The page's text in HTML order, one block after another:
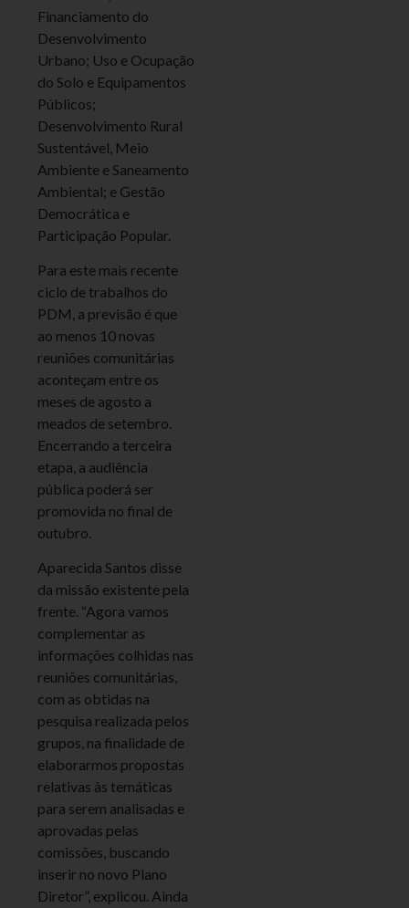
Financiamento do
Desenvolvimento
Urbano; Uso e Ocupação
do Solo e Equipamentos
Públicos;
Desenvolvimento Rural
Sustentável, Meio
Ambiente e Saneamento
Ambiental; e Gestão
Democrática e
Participação Popular.
Para este mais recente
ciclo de trabalhos do
PDM, a previsão é que
ao menos 10 novas
reuniões comunitárias
aconteçam entre os
meses de agosto a
meados de setembro.
Encerrando a terceira
etapa, a audiência
pública poderá ser
promovida no final de
outubro.
Aparecida Santos disse
da missão existente pela
frente. “Agora vamos
complementar as
informações colhidas nas
reuniões comunitárias,
com as obtidas na
pesquisa realizada pelos
grupos, na finalidade de
elaborarmos propostas
relativas às temáticas
para serem analisadas e
aprovadas pelas
comissões, buscando
inserir no novo Plano
Diretor”, explicou. Ainda